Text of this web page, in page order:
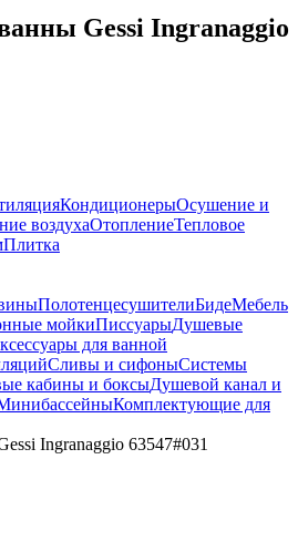
Gessi Ingranaggio
КондиционерыОсушение и
воздухаОтоплениеТепловое
Плитка
ПолотенцесушителиБидеМебель
мойкиПиссуарыДушевые
для ванной
Сливы и сифоныСистемы
кабины и боксыДушевой канал и
Комплектующие для
Ingranaggio 63547#031